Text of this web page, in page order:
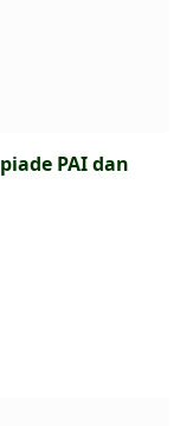
PAI dan